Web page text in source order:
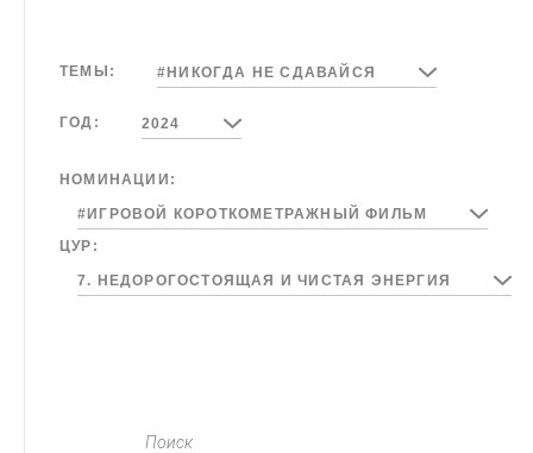
ТЕМЫ: #НИКОГДА НЕ СДАВАЙСЯ
ГОД: 2024
НОМИНАЦИИ:
#ИГРОВОЙ КОРОТКОМЕТРАЖНЫЙ ФИЛЬМ
ЦУР:
7. НЕДОРОГОСТОЯЩАЯ И ЧИСТАЯ ЭНЕРГИЯ
Поиск